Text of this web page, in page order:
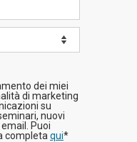
dei miei
di marketing
su
nuovi
Puoi
completa qui*